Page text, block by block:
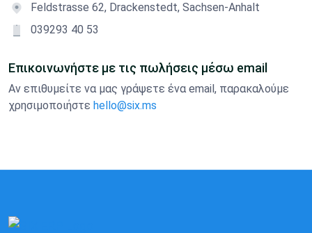
Feldstrasse 62, Drackenstedt, Sachsen-Anhalt
039293 40 53
Επικοινωνήστε με τις πωλήσεις μέσω email
Αν επιθυμείτε να μας γράψετε ένα email, παρακαλούμε
χρησιμοποιήστε hello@six.ms